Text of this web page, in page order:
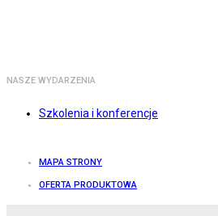
NASZE WYDARZENIA
Szkolenia i konferencje
MAPA STRONY
OFERTA PRODUKTOWA